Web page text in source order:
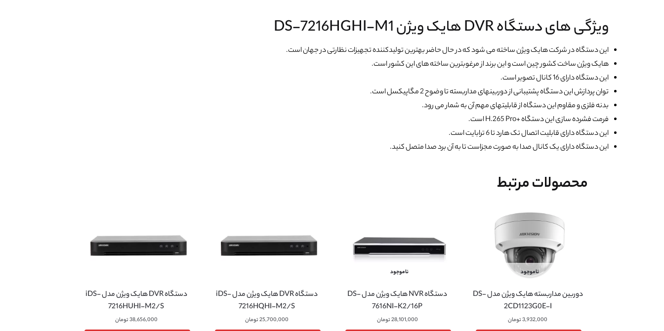
ویژگی های دستگاه DVR هایک ویژن DS-7216HGHI-M1
این دستگاه در شرکت هایک ویژن ساخته می شود که در حال حاضر بهترین تولیدکننده تجهیزات نظارتی در جهان است.
هایک ویژن ساخت کشور چین است و این برند از مرغوبترین ساخته های این کشور است.
این دستگاه دارای 16 کانال تصویر است.
توان پردازش این دستگاه پشتیبانی از دوربینهای مداربسته تا وضوح 2 مگاپیکسل است.
بدنه فلزی و مقاوم این دستگاه از قابلیتهای مهم آن به شمار می رود.
فرمت فشرده سازی این دستگاه +H.265 Pro است.
این دستگاه دارای قابلیت اتصال تک هارد تا 6 ترابایت است.
این دستگاه دارای یک کانال صدا به صورت مجزاست تا به آن برد صدا متصل کنید.
محصولات مرتبط
ناموجود
دوربین مداربسته هایک ویژن مدل DS-
2CD1123G0E-I
3,932,000تومان
ناموجود
دستگاه NVR هایک ویژن مدل DS-
7616NI-K2/16P
28,101,000تومان
دستگاه DVR هایک ویژن مدل iDS-
7216HQHI-M2/S
25,700,000تومان
دستگاه DVR هایک ویژن مدل iDS-
7216HUHI-M2/S
38,656,000تومان